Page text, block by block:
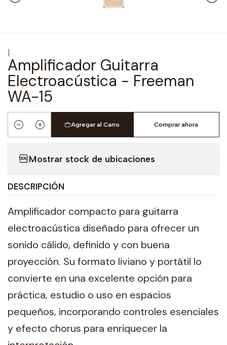
|
Amplificador Guitarra
Electroacústica - Freeman
WA-15
Cantidad
Agregar al Carro Comprar ahora
Mostrar stock de ubicaciones
DESCRIPCIÓN
Amplificador compacto para guitarra
electroacústica diseñado para ofrecer un
sonido cálido, definido y con buena
proyección. Su formato liviano y portátil lo
convierte en una excelente opción para
práctica, estudio o uso en espacios
pequeños, incorporando controles esenciales
y efecto chorus para enriquecer la